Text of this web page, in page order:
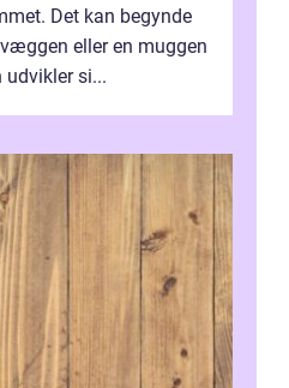
Det kan begynde
eller en muggen
si...